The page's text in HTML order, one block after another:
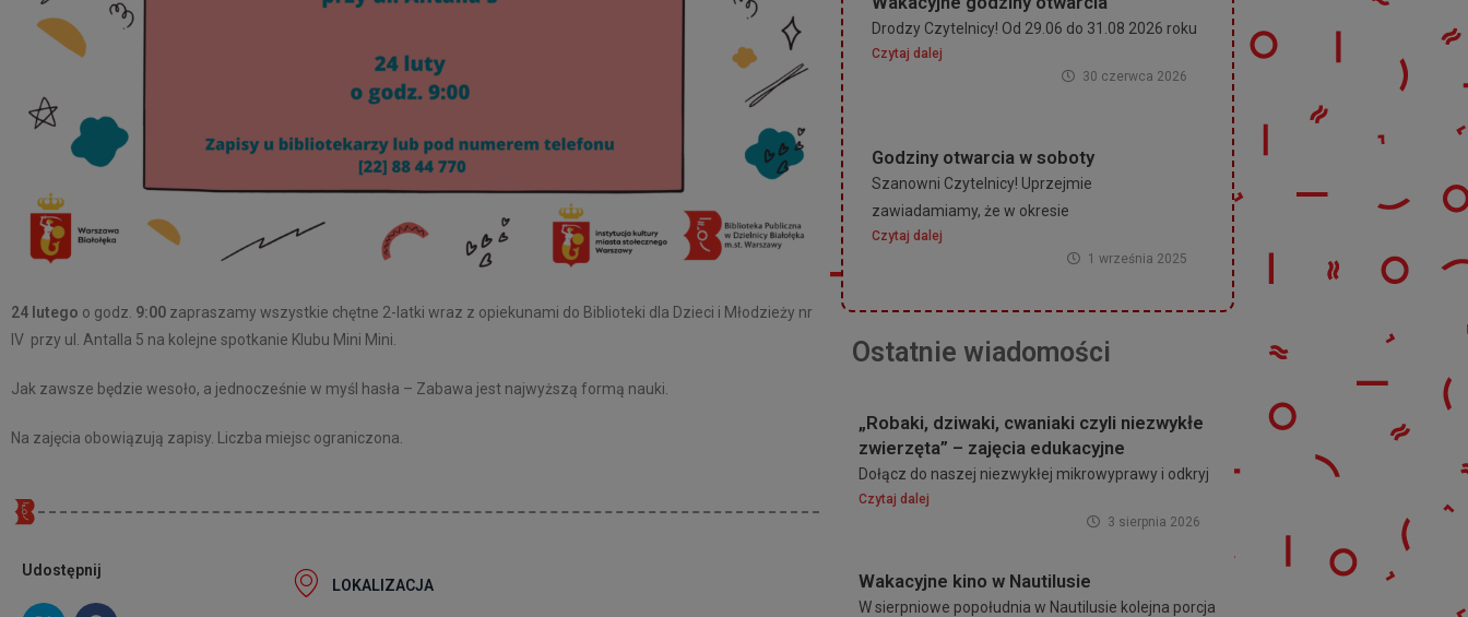
24 lutego o godz. 9:00 zapraszamy wszystkie chętne 2-latki wraz z opiekunami do Biblioteki dla Dzieci i Młodzieży nr
IV przy ul. Antalla 5 na kolejne spotkanie Klubu Mini Mini.
Jak zawsze będzie wesoło, a jednocześnie w myśl hasła – Zabawa jest najwyższą formą nauki.
Na zajęcia obowiązują zapisy. Liczba miejsc ograniczona.
Udostępnij
LOKALIZACJA
Drodzy Czytelnicy! Od 29.06 do 31.08 2026 roku
Czytaj dalej
30 czerwca 2026
Godziny otwarcia w soboty
Szanowni Czytelnicy! Uprzejmie
zawiadamiamy, że w okresie
Czytaj dalej
1 września 2025
Ostatnie wiadomości
„Robaki, dziwaki, cwaniaki czyli niezwykłe
zwierzęta” – zajęcia edukacyjne
Dołącz do naszej niezwykłej mikrowyprawy i odkryj
Czytaj dalej
3 sierpnia 2026
Wakacyjne kino w Nautilusie
W sierpniowe popołudnia w Nautilusie kolejna porcja